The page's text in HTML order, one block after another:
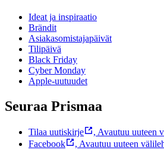
Ideat ja inspiraatio
Brändit
Asiakasomistajapäivät
Tilipäivä
Black Friday
Cyber Monday
Apple-uutuudet
Seuraa Prismaa
Tilaa uutiskirje , Avautuu uuteen
Facebook
, Avautuu uuteen